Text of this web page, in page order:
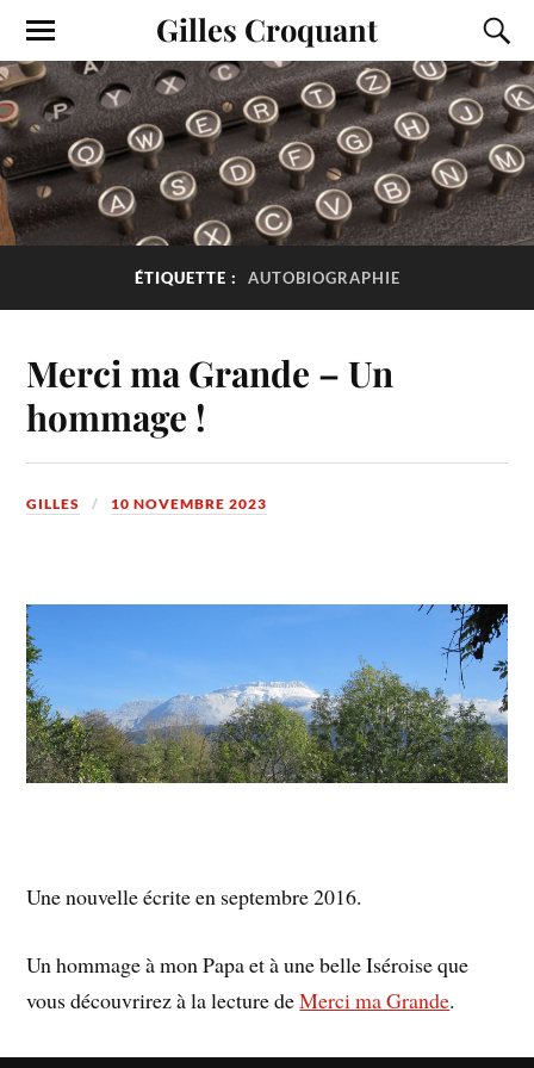
Gilles Croquant
ÉTIQUETTE : AUTOBIOGRAPHIE
Merci ma Grande – Un
hommage !
GILLES 10 NOVEMBRE 2023
Une nouvelle écrite en septembre 2016.
Un hommage à mon Papa et à une belle Iséroise que
vous découvrirez à la lecture deMerci ma Grande.